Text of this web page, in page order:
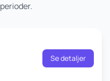
Se detaljer